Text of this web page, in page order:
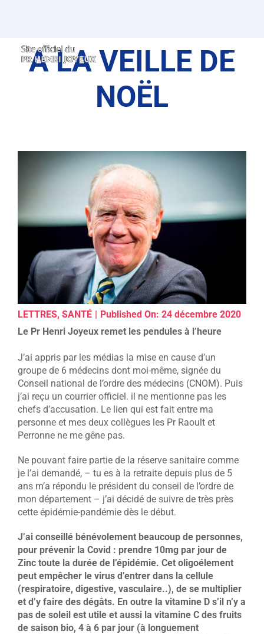
A LA VEILLE DE
NOËL
LETTRES, SANTÉ
Published On: 24 décembre 2020
Le Pr Henri Joyeux remet les pendules à l’heure
J’ai appris par les médias la mise en cause d’un
groupe de 6 médecins dont moi-même, signée du
Conseil national de l’ordre des médecins (CNOM). Puis
j’ai reçu un courrier officiel. il ne mentionne pas les
chefs d’accusation. Le lien qui est fait entre ma
personne et mes deux collègues les Pr Raoult et
Perronne ne me gêne pas.
Ne pouvant faire partie de la réserve sanitaire comme
je l’ai demandé, – tu es à la retraite depuis plus de 5
ans m’a répondu le président du conseil de l’ordre de
mon département – j’ai décidé de suivre de très près
cette épidémie-pandémie dès le début.
J’ai conseillé bénévolement beaucoup de personnes,
pour prévenir la Covid : prendre 10mg par jour de
Zinc toute la durée de l’épidémie. Cet oligoélement
peut empêcher le virus d’entrer dans la cellule
(respiratoire, digestive, vasculaire..), de se multiplier
et d’y faire des dégâts. En outre la vitamine D s’il n’y a
pas de soleil est utile et aussi la vitamine C des fruits
de saison bio, 4 à 6 par jour (à longuement